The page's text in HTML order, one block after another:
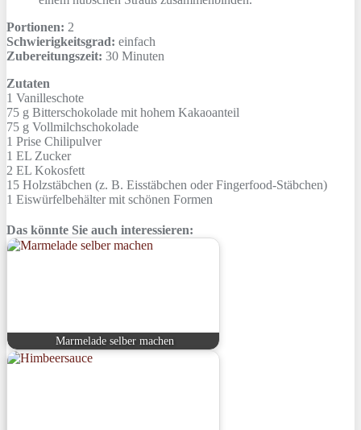
Portionen: 2
Schwierigkeitsgrad: einfach
Zubereitungszeit: 30 Minuten
Zutaten
1 Vanilleschote
75 g Bitterschokolade mit hohem Kakaoanteil
75 g Vollmilchschokolade
1 Prise Chilipulver
1 EL Zucker
2 EL Kokosfett
15 Holzstäbchen (z. B. Eisstäbchen oder Fingerfood-Stäbchen)
1 Eiswürfelbehälter mit schönen Formen
Das könnte Sie auch interessieren:
Marmelade selber machen